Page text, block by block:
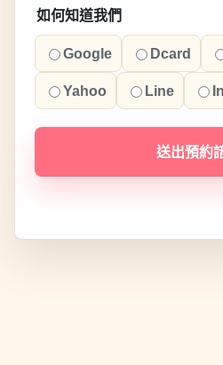
如何知道我們
Google Dcard
Yahoo Line
送出預約